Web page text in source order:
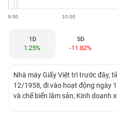
9:00 10:00
1D
1.25%
5D
-11.82%
Nhà máy Giấy Việt trì trước đây,
12/1958, đi vào hoạt động ngày
và chế biến lâm sản; Kinh doanh
GIỚI